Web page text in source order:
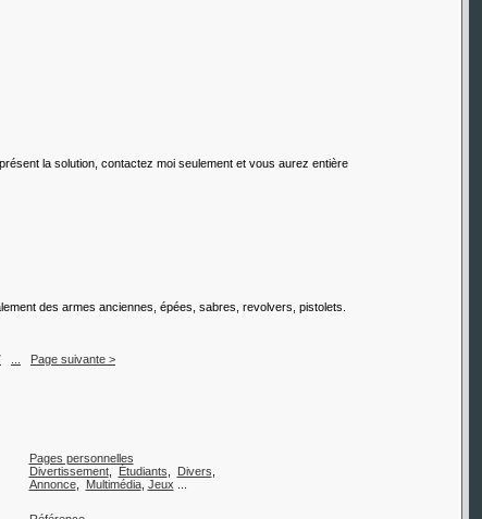
la solution, contactez moi seulement et vous aurez entière
des armes anciennes, épées, sabres, revolvers, pistolets.
Page suivante >
Pages personnelles
Divertissement, Étudiants Divers
Annonce, Multimédia, Jeux